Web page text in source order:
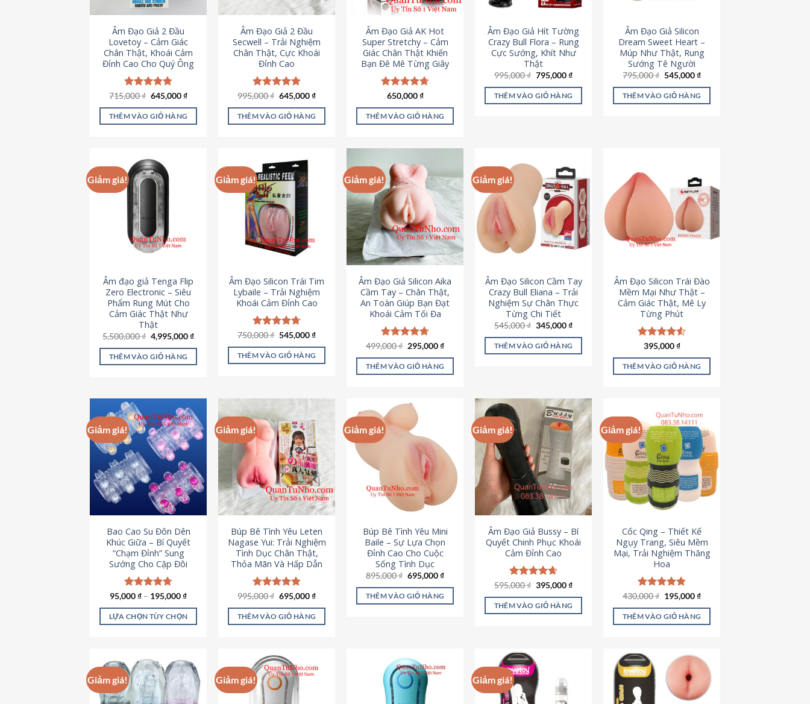
Âm Đạo Giả 2 Đầu
Lovetoy – Cảm Giác
Chân Thật, Khoái Cảm
Đỉnh Cao Cho Quý Ông
Được xếp
hạng4.79
5 sao
715,000₫ Giá
là:
715,000 ₫.
645,000₫Giá
tại
là:
THÊM VÀO GIỎ HÀNG
Âm Đạo Giả 2 Đầu
Secwell – Trải Nghiệm
Chân Thật, Cực Khoái
Đỉnh Cao
Được xếp
hạng4.88
5 sao
995,000₫ Giá
là:
995,000 ₫.
645,000₫Giá
tại
là:
THÊM VÀO GIỎ HÀNG
Âm Đạo Giả AK Hot
Super Stretchy – Cảm
Giác Chân Thật Khiến
Bạn Đê Mê Từng Giây
Được xếp
hạng4.75
5 sao
650,000₫
THÊM VÀO GIỎ HÀNG
Âm Đạo Giả Hít Tường
Crazy Bull Flora – Rung
Cực Sướng, Khít Như
Thật
995,000₫ Giá
là:
995,000 ₫.
795,000₫Giá
tại
là:
THÊM VÀO GIỎ HÀNG
Âm Đạo Giả Silicon
Dream Sweet Heart –
Múp Như Thật, Rung
Sướng Tê Người
795,000₫ Giá
là:
795,000 ₫.
545,000₫Giá
tại
là:
THÊM VÀO GIỎ HÀNG
Giảm giá!
Âm đạo giả Tenga Flip
Zero Electronic – Siêu
Phẩm Rung Mút Cho
Cảm Giác Thật Như
Thật
5,500,000₫ Giá
gốc
là:
5,500,000 ₫.
4,995,000₫Giá
tại
THÊM VÀO GIỎ HÀNG
Giảm giá!
Âm Đạo Silicon Trái Tim
Lybaile – Trải Nghiệm
Khoái Cảm Đỉnh Cao
Được xếp
5 sao
750,000₫ Giá
là:
750,000 ₫.
545,000₫Giá
tại
là:
THÊM VÀO GIỎ HÀNG
Giảm giá!
Âm Đạo Giả Silicon Aika
Cầm Tay – Chân Thật,
An Toàn Giúp Bạn Đạt
Khoái Cảm Tối Đa
Được xếp
5 sao
499,000₫ Giá
là:
499,000 ₫.
295,000₫Giá
tại
là:
THÊM VÀO GIỎ HÀNG
Giảm giá!
Âm Đạo Silicon Cầm Tay
Crazy Bull Eliana – Trải
Nghiệm Sự Chân Thực
Từng Chi Tiết
545,000₫ Giá
là:
545,000 ₫.
345,000₫Giá
tại
là:
THÊM VÀO GIỎ HÀNG
Âm Đạo Silicon Trái Đào
Mềm Mại Như Thật –
Cảm Giác Thật, Mê Ly
Từng Phút
Được xếp
5 sao
395,000₫
THÊM VÀO GIỎ HÀNG
Giảm giá!
Bao Cao Su Đôn Dên
Khúc Giữa – Bí Quyết
“Chạm Đỉnh” Sung
Sướng Cho Cặp Đôi
Được xếp
5 sao
95,000₫ – 195,000₫
LỰA CHỌN TÙY CHỌN
này
có
nhiều
biến
Giảm giá!
Búp Bê Tình Yêu Leten
Nagase Yui: Trải Nghiệm
Tình Dục Chân Thật,
Thỏa Mãn Và Hấp Dẫn
Được xếp
5 sao
995,000₫ Giá
là:
995,000 ₫.
695,000₫Giá
tại
là:
THÊM VÀO GIỎ HÀNG
Giảm giá!
Búp Bê Tình Yêu Mini
Baile – Sự Lựa Chọn
Đỉnh Cao Cho Cuộc
Sống Tình Dục
895,000₫ Giá
là:
895,000 ₫.
695,000₫Giá
tại
là:
THÊM VÀO GIỎ HÀNG
Giảm giá!
Âm Đạo Giả Bussy – Bí
Quyết Chinh Phục Khoái
Cảm Đỉnh Cao
Được xếp
5 sao
595,000₫ Giá
là:
595,000 ₫.
395,000₫Giá
tại
là:
THÊM VÀO GIỎ HÀNG
Giảm giá!
Cốc Qing – Thiết Kế
Ngụy Trang, Siêu Mềm
Mại, Trải Nghiệm Thăng
Hoa
Được xếp
5 sao
430,000₫ Giá
là:
430,000 ₫.
195,000₫Giá
tại
là:
THÊM VÀO GIỎ HÀNG
Giảm giá! Giảm giá! Giảm giá!